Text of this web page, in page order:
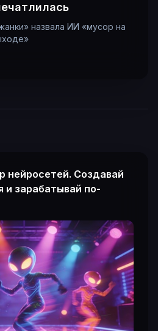
назвала ИИ «мусор на
нейросетей. Создавай
и зарабатывай по-